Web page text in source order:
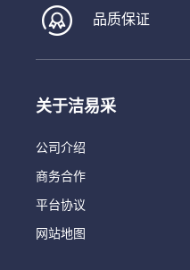
品质保证
关于洁易采
公司介绍
商务合作
平台协议
网站地图